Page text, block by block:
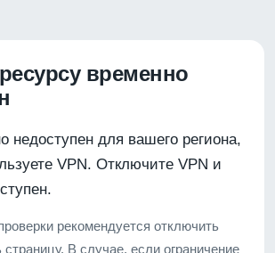
временно
недоступен для вашего региона,
VPN. Отключите VPN и
рекомендуется отключить
В случае, если ограничение